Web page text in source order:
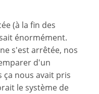
(à la fin des
énormément.
s'est arrêtée, nos
d'un
ça nous avait pris
le système de